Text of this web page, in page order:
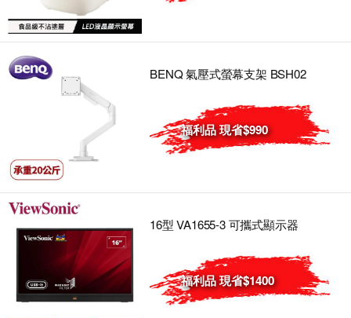
BENQ 氣壓式螢幕支架 BSH02
福利品 現省$990
16型 VA1655-3 可攜式顯示器
福利品 現省$1400